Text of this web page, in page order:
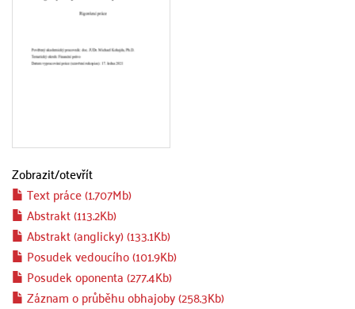
Zobrazit/otevřít
Text práce (1.707Mb)
Abstrakt (113.2Kb)
Abstrakt (anglicky) (133.1Kb)
Posudek vedoucího (101.9Kb)
Posudek oponenta (277.4Kb)
Záznam o průběhu obhajoby (258.3Kb)